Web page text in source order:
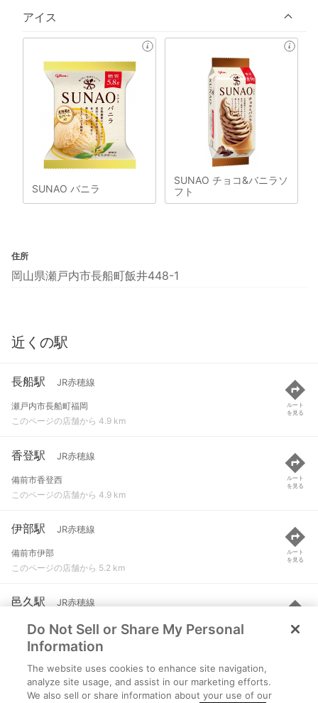
アイス
SUNAO バニラ
SUNAO チョコ&バニラソ
フト
住所
岡山県瀬戸内市長船町飯井448-1
近くの駅
長船駅 JR赤穂線
瀬戸内市長船町福岡
このページの店舗から 4.9 km
ルート
を見る
香登駅 JR赤穂線
備前市香登西
このページの店舗から 4.9 km
ルート
を見る
伊部駅 JR赤穂線
備前市伊部
このページの店舗から 5.2 km
ルート
を見る
邑久駅 JR赤穂線
瀬戸内市邑久町山田庄
このページの店舗から 6.1 km
ルート
を見る
西片上駅 JR赤穂線
備前市西片上
Do Not Sell or Share My Personal
Information
The website uses cookies to enhance site navigation,
analyze site usage, and assist in our marketing efforts.
We also sell or share information about your use of our